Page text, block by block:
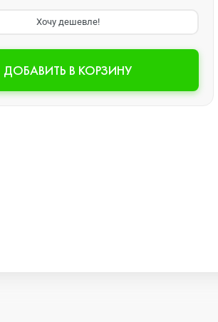
Watch SE 2
Watch SE
Хочу дешевле!
ДОБАВИТЬ В КОРЗИНУ